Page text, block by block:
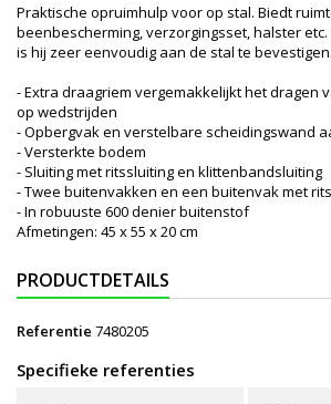
Praktische opruimhulp voor op stal. Biedt
beenbescherming, verzorgingsset, halster
is hij zeer eenvoudig aan de stal te bevestigen.
- Extra draagriem vergemakkelijkt het dragen
op wedstrijden
- Opbergvak en verstelbare scheidingswand
- Versterkte bodem
- Sluiting met ritssluiting en klittenbandsluiting
- Twee buitenvakken en een buitenvak met
- In robuuste 600 denier buitenstof
Afmetingen: 45 x 55 x 20 cm
PRODUCTDETAILS
Referentie 7480205
Specifieke referenties